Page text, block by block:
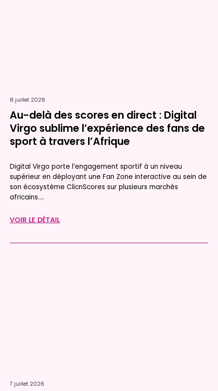
8 juillet 2026
Au-delà des scores en direct : Digital
Virgo sublime l’expérience des fans de
sport à travers l’Afrique
Digital Virgo porte l’engagement sportif à un niveau
supérieur en déployant une Fan Zone interactive au sein de
son écosystème ClicnScores sur plusieurs marchés
africains....
VOIR LE DÉTAIL
7 juillet 2026